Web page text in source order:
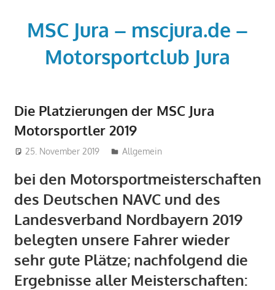
springenMSC Jura – mscjura.de –
Motorsportclub Jura
MSC
Jura
e.V.
www.msc-
jura.de
-
www.mscjura.de
Die Platzierungen der MSC Jura
Motorsportler 2019
25. November 2019 tobi
Allgemein
bei den Motorsportmeisterschaften
des Deutschen NAVC und des
Landesverband Nordbayern 2019
belegten unsere Fahrer wieder
sehr gute Plätze; nachfolgend die
Ergebnisse aller Meisterschaften: